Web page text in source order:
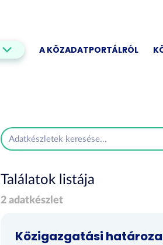
A KÖZADATPORTÁLRÓL
Találatok listája
2 adatkészlet
Közigazgatási